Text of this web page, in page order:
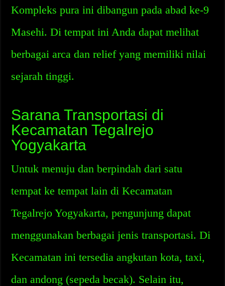
Kompleks pura ini dibangun pada abad ke-9
Masehi. Di tempat ini Anda dapat melihat
berbagai arca dan relief yang memiliki nilai
sejarah tinggi.
Sarana Transportasi di
Kecamatan Tegalrejo
Yogyakarta
Untuk menuju dan berpindah dari satu
tempat ke tempat lain di Kecamatan
Tegalrejo Yogyakarta, pengunjung dapat
menggunakan berbagai jenis transportasi. Di
Kecamatan ini tersedia angkutan kota, taxi,
dan andong (sepeda becak). Selain itu,